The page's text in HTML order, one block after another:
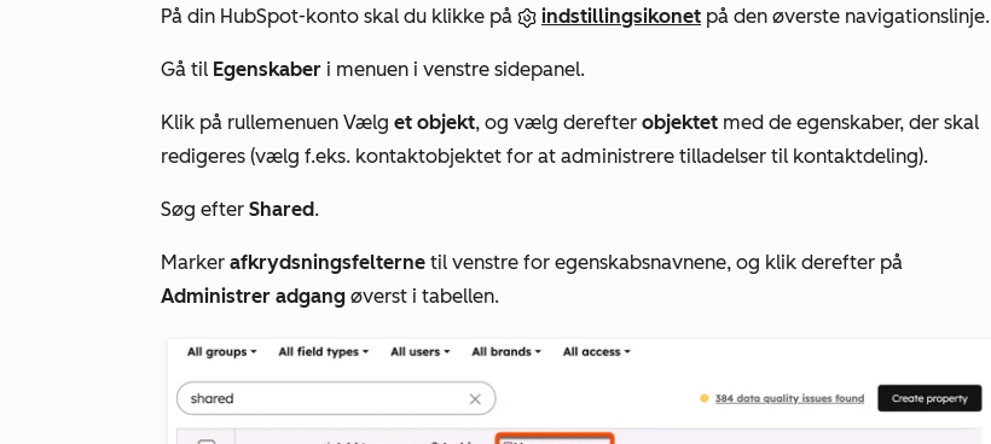
På din HubSpot-konto skal du klikke på indstillingsikonet på den øverste navigationslinje.
Gå til Egenskaber i menuen i venstre sidepanel.
Klik på rullemenuen Vælg et objekt, og vælg derefter objektet med de egenskaber, der skal
redigeres (vælg f.eks. kontaktobjektet for at administrere tilladelser til kontaktdeling).
Søg efter Shared.
Marker afkrydsningsfelterne til venstre for egenskabsnavnene, og klik derefter på
Administrer adgang øverst i tabellen.